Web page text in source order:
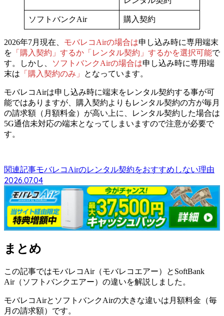
ソフトバンクAir 購入契約
2026年7月現在、 モバレコAirの場合は申し込み時に専用端末
を 「購入契約」するか「レンタル契約」するかを選択可能で
す。
しかし、 ソフトバンクAirの場合は申し込み時に専用端
末は 「購入契約のみ」 となっています。
モバレコAirは申し込み時に端末をレンタル契約する事が可
能ではありますが、購入契約よりもレンタル契約の方が毎月
の請求額（月額料金）が高い上に、レンタル契約した場合は
5G通信未対応の端末となってしまいますので注意が必要で
す。
関連記事モバレコAirのレンタル契約をおすすめしない理由
2026.07.04
まとめ
この記事ではモバレコAir（モバレコエアー）とSoftBank
Air（ソフトバンクエアー）の違いを解説しました。
モバレコAirとソフトバンクAirの大きな違いは月額料金（毎
月の請求額）です。